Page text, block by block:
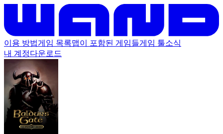
이용 방법게임 목록맵이 포함된 게임들게임 툴소식
내 계정다운로드